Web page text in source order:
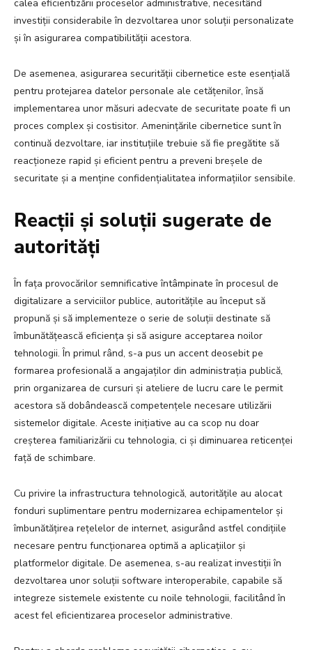
calea eficientizării proceselor administrative, necesitând
investiții considerabile în dezvoltarea unor soluții personalizate
și în asigurarea compatibilității acestora.
De asemenea, asigurarea securității cibernetice este esențială
pentru protejarea datelor personale ale cetățenilor, însă
implementarea unor măsuri adecvate de securitate poate fi un
proces complex și costisitor. Amenințările cibernetice sunt în
continuă dezvoltare, iar instituțiile trebuie să fie pregătite să
reacționeze rapid și eficient pentru a preveni breșele de
securitate și a menține confidențialitatea informațiilor sensibile.
Reacții și soluții sugerate de
autorități
În fața provocărilor semnificative întâmpinate în procesul de
digitalizare a serviciilor publice, autoritățile au început să
propună și să implementeze o serie de soluții destinate să
îmbunătățească eficiența și să asigure acceptarea noilor
tehnologii. În primul rând, s-a pus un accent deosebit pe
formarea profesională a angajaților din administrația publică,
prin organizarea de cursuri și ateliere de lucru care le permit
acestora să dobândească competențele necesare utilizării
sistemelor digitale. Aceste inițiative au ca scop nu doar
creșterea familiarizării cu tehnologia, ci și diminuarea reticenței
față de schimbare.
Cu privire la infrastructura tehnologică, autoritățile au alocat
fonduri suplimentare pentru modernizarea echipamentelor și
îmbunătățirea rețelelor de internet, asigurând astfel condițiile
necesare pentru funcționarea optimă a aplicațiilor și
platformelor digitale. De asemenea, s-au realizat investiții în
dezvoltarea unor soluții software interoperabile, capabile să
integreze sistemele existente cu noile tehnologii, facilitând în
acest fel eficientizarea proceselor administrative.